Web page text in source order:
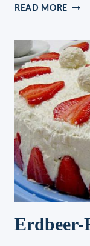
READ MORE
Erdbeer-